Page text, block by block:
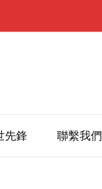
先鋒 聯繫我們